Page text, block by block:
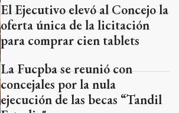
El Ejecutivo elevó al Concejo la
oferta única de la licitación
para comprar cien tablets
La Fucpba se reunió con
concejales por la nula
ejecución de las becas “Tandil